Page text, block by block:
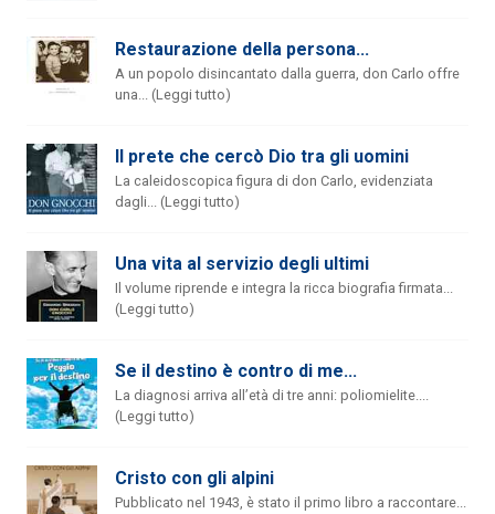
Restaurazione della persona...
A un popolo disincantato dalla guerra, don Carlo offre
una... (Leggi tutto)
Il prete che cercò Dio tra gli uomini
La caleidoscopica figura di don Carlo, evidenziata
dagli... (Leggi tutto)
Una vita al servizio degli ultimi
Il volume riprende e integra la ricca biografia firmata...
(Leggi tutto)
Se il destino è contro di me...
La diagnosi arriva all’età di tre anni: poliomielite....
(Leggi tutto)
Cristo con gli alpini
Pubblicato nel 1943, è stato il primo libro a raccontare...